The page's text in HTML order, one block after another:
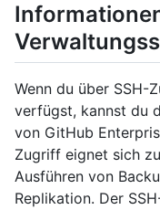
Wenn du über SSH-
verfügst, kannst du
von GitHub
Zugriff eignet sich
Ausführen von
Replikation. Der